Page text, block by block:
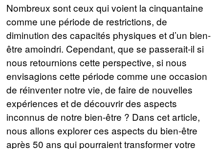
Nombreux sont ceux qui voient la cinquantaine
comme une période de restrictions, de
diminution des capacités physiques et d’un bien-
être amoindri. Cependant, que se passerait-il si
nous retournions cette perspective, si nous
envisagions cette période comme une occasion
de réinventer notre vie, de faire de nouvelles
expériences et de découvrir des aspects
inconnus de notre bien-être ? Dans cet article,
nous allons explorer ces aspects du bien-être
après 50 ans qui pourraient transformer votre